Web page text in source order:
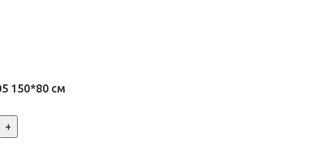
150*80 см
+